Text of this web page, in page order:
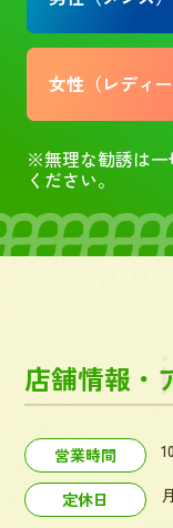
女性（レディ
※無理な勧誘は一
ください。
店舗情報・
営業時間
定休日